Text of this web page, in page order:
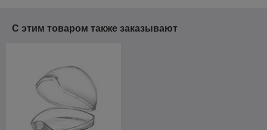
С этим товаром также заказывают